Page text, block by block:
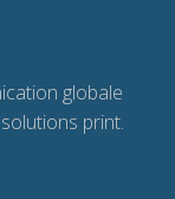
globale
print.